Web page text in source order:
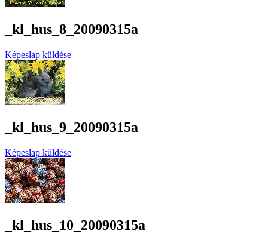
_kl_hus_8_20090315a
Képeslap küldése
_kl_hus_9_20090315a
Képeslap küldése
_kl_hus_10_20090315a